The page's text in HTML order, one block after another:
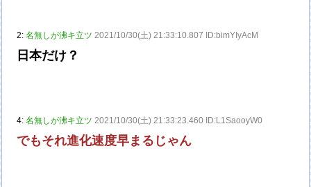
2:名無しが沸キ立ツ 2021/10/30(土) 21:33:10.807 ID:bimYIyAcM
日本だけ？
4:名無しが沸キ立ツ 2021/10/30(土) 21:33:23.460 ID:L1SaooyW0
でもそれ進化速度早まるじゃん